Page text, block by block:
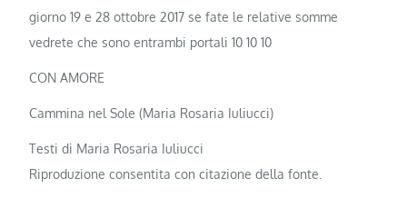
giorno 19 e 28 ottobre 2017 se fate le relative somme
vedrete che sono entrambi portali 10 10 10
CON AMORE
Cammina nel Sole (Maria Rosaria Iuliucci)
Testi di Maria Rosaria Iuliucci
Riproduzione consentita con citazione della fonte.